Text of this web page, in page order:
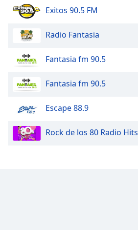
Exitos 90.5 FM
Radio Fantasia
Fantasia fm 90.5
Fantasia fm 90.5
Escape 88.9
Rock de los 80 Radio Hits